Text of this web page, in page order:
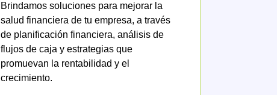
Brindamos soluciones para mejorar la
salud financiera de tu empresa, a través
de planificación financiera, análisis de
flujos de caja y estrategias que
promuevan la rentabilidad y el
crecimiento.